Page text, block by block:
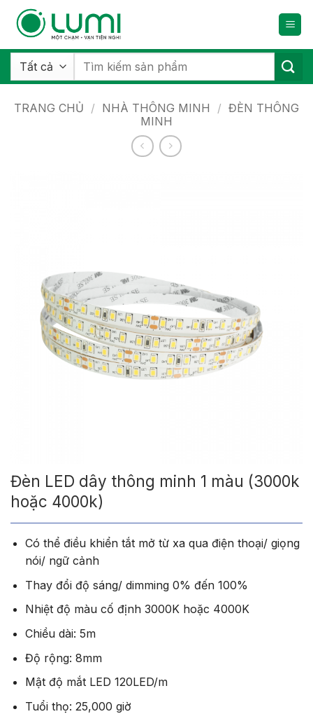
qua
dung
Tìm
TRANG CHỦ / NHÀ THÔNG MINH / ĐÈN THÔNG
MINH
Đèn LED dây thông minh 1 màu (3000k
hoặc 4000k)
Có thể điều khiển tắt mở từ xa qua điện thoại/ giọng
nói/ ngữ cảnh
Thay đổi độ sáng/ dimming 0% đến 100%
Nhiệt độ màu cố định 3000K hoặc 4000K
Chiều dài: 5m
Độ rộng: 8mm
Mật độ mắt LED 120LED/m
Tuổi thọ: 25,000 giờ